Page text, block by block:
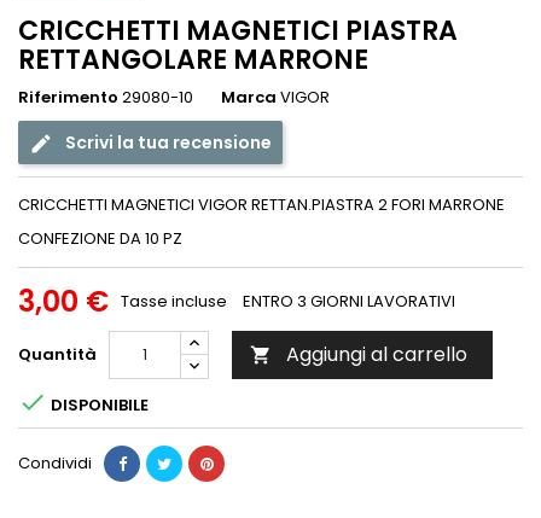
CRICCHETTI MAGNETICI PIASTRA
RETTANGOLARE MARRONE
Riferimento 29080-10 Marca VIGOR
Scrivi la tua recensione
CRICCHETTI MAGNETICI VIGOR RETTAN.PIASTRA 2 FORI MARRONE
CONFEZIONE DA 10 PZ
3,00 € Tasse incluse ENTRO 3 GIORNI LAVORATIVI
Quantità  Aggiungi al carrello
 DISPONIBILE
Condividi